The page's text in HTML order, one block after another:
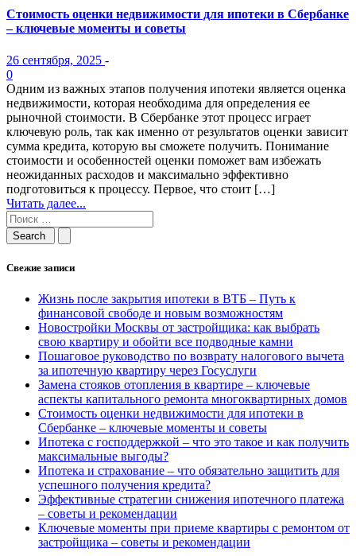
Стоимость оценки недвижимости для ипотеки в Сбербанке
– ключевые моменты и советы
26 сентября, 2025 -
0
Одним из важных этапов получения ипотеки является оценка
недвижимости, которая необходима для определения ее
рыночной стоимости. В Сбербанке этот процесс играет
ключевую роль, так как именно от результатов оценки зависит
сумма кредита, которую вы сможете получить. Понимание
стоимости и особенностей оценки поможет вам избежать
неожиданных расходов и максимально эффективно
подготовиться к процессу. Первое, что стоит […]
Читать далее...
Свежие записи
Жизнь после закрытия ипотеки в ВТБ – Путь к
финансовой свободе и новым возможностям
Новостройки Москвы от застройщика: как выбрать
свою квартиру и обойти все подводные камни
Пошаговое руководство по возврату налогового вычета
за ипотечную квартиру через Госуслуги
Замена стояков отопления в квартире – ключевые
аспекты капитального ремонта многоквартирных домов
Стоимость оценки недвижимости для ипотеки в
Сбербанке – ключевые моменты и советы
Ипотека с господдержкой – что это такое и как получить
максимальные выгоды?
Ипотека и страхование – что обязательно защитить для
успешного получения кредита?
Эффективные стратегии снижения ипотечного платежа
– советы и рекомендации
Ключевые моменты при приеме квартиры с ремонтом от
застройщика – советы и рекомендации